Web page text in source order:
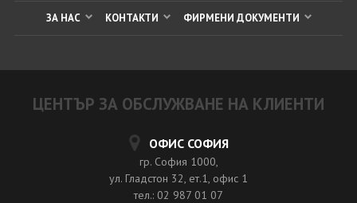
ЗА НАС КОНТАКТИ ФИРМЕНИ ДОКУМЕНТИ
ЦЕНТЪР ЗА ОБСЛУЖВАНЕ НА КЛИЕНТИ
ОФИС СОФИЯ
гр. София 1000,
ул. Гладстон 32, ет.1, офис 1
тел.: 02 987 01 07